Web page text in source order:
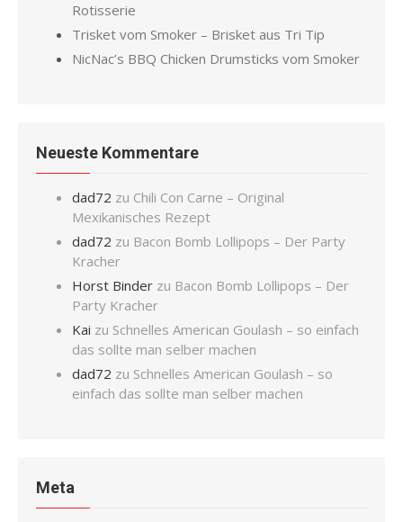
Rotisserie
Trisket vom Smoker – Brisket aus Tri Tip
NicNac’s BBQ Chicken Drumsticks vom Smoker
Neueste Kommentare
dad72 zu Chili Con Carne – Original
Mexikanisches Rezept
dad72 zu Bacon Bomb Lollipops – Der Party
Kracher
Horst Binder zu Bacon Bomb Lollipops – Der
Party Kracher
Kai zu Schnelles American Goulash – so einfach
das sollte man selber machen
dad72 zu Schnelles American Goulash – so
einfach das sollte man selber machen
Meta